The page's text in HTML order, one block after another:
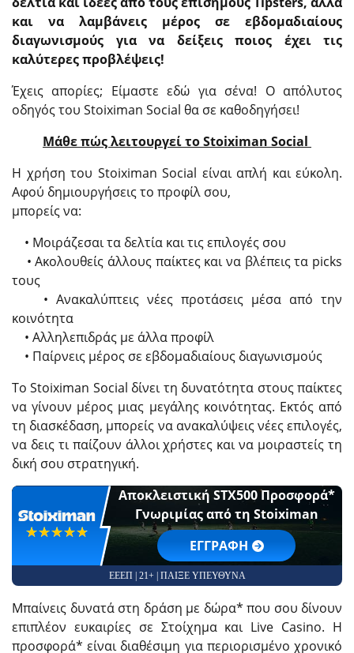
και να λαμβάνεις μέρος σε εβδομαδιαίους
διαγωνισμούς για να δείξεις ποιος έχει τις
καλύτερες προβλέψεις!
Έχεις απορίες; Είμαστε εδώ για σένα! Ο απόλυτος
οδηγός του Stoiximan Social θα σε καθοδηγήσει!
Μάθε πώς λειτουργεί το Stoiximan Social
Η χρήση του Stoiximan Social είναι απλή και εύκολη.
Αφού δημιουργήσεις το προφίλ σου,
μπορείς να:
• Μοιράζεσαι τα δελτία και τις επιλογές σου
• Ακολουθείς άλλους παίκτες και να βλέπεις τα picks
τους
• Ανακαλύπτεις νέες προτάσεις μέσα από την
κοινότητα
• Αλληλεπιδράς με άλλα προφίλ
• Παίρνεις μέρος σε εβδομαδιαίους διαγωνισμούς
Το Stoiximan Social δίνει τη δυνατότητα στους παίκτες
να γίνουν μέρος μιας μεγάλης κοινότητας. Εκτός από
τη διασκέδαση, μπορείς να ανακαλύψεις νέες επιλογές,
να δεις τι παίζουν άλλοι χρήστες και να μοιραστείς τη
δική σου στρατηγική.
☆☆☆☆☆
★★★★★
Αποκλειστική STX500 Προσφορά*
Γνωριμίας από τη Stoiximan
EΓΓΡΑΦΗ
ΕΕΕΠ | 21+ | ΠΑΙΞΕ ΥΠΕΥΘΥΝΑ
Μπαίνεις δυνατά στη δράση με δώρα* που σου δίνουν
επιπλέον ευκαιρίες σε Στοίχημα και Live Casino. Η
προσφορά* είναι διαθέσιμη για περιορισμένο χρονικό